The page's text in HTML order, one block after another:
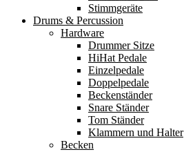
Stimmgeräte
Drums & Percussion
Hardware
Drummer Sitze
HiHat Pedale
Einzelpedale
Doppelpedale
Beckenständer
Snare Ständer
Tom Ständer
Klammern und Halter
Becken